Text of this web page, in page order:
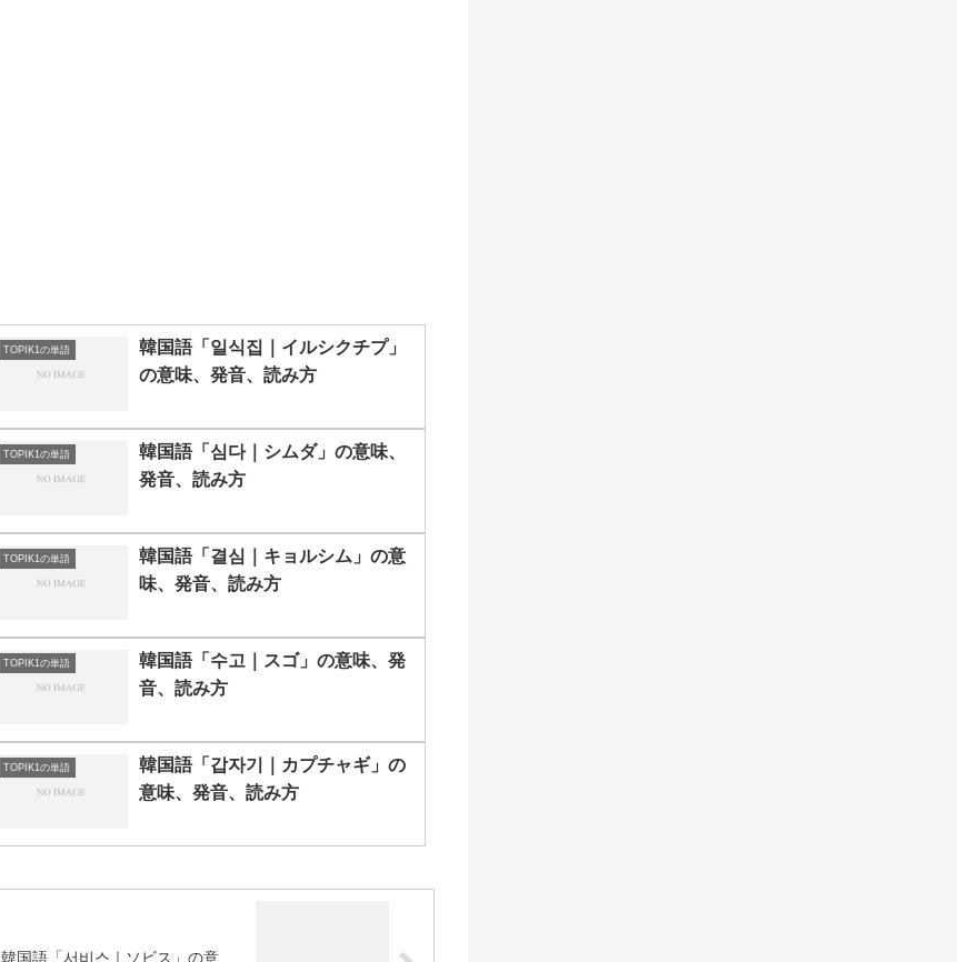
TOPIK1の単語
韓国語「일식집｜イルシクチプ」
の意味、発音、読み方
TOPIK1の単語
韓国語「심다｜シムダ」の意味、
発音、読み方
TOPIK1の単語
韓国語「결심｜キョルシム」の意
味、発音、読み方
TOPIK1の単語
韓国語「수고｜スゴ」の意味、発
音、読み方
TOPIK1の単語
韓国語「갑자기｜カプチャギ」の
意味、発音、読み方
韓国語「서비스｜ソビス」の意